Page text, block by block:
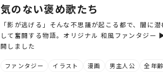
気のない褒め歌たち
「影が逃げる」そんな不思議が起こる都で、闇に
して奮闘する物語。オリジナル 和風ファンタジ
開しました
ファンタジー イラスト 漫画 男主人公 全年齢